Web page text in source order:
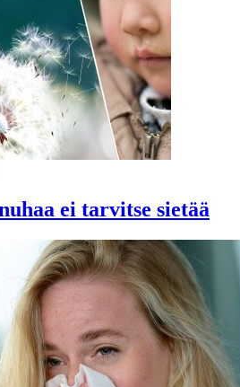
ei tarvitse sietää